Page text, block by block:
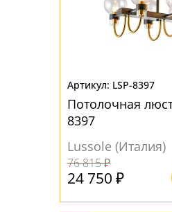
LSP-8397
Потолочная
8397
Lussole (Италия)
76 815 ₽
24 750 ₽